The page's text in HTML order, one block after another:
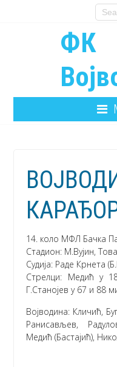
ФК
14. коло МФЛ Бачка
Стадион: М.Вујин,
Судија: Раде Крнета
Стрелци: Медић у
Г.Станојев у 67 и 88
Војводина: Кличић,
Ранисављев,
Медић (Бастајић),